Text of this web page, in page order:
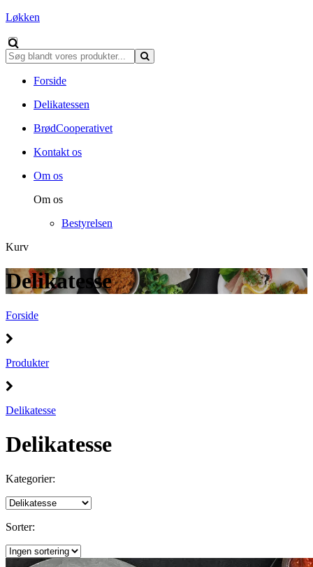
Løkken
Forside
Delikatessen
BrødCooperativet
Kontakt os
Om os
Om os
Bestyrelsen
Kurv
Delikatesse
Forside
Produkter
Delikatesse
Delikatesse
Kategorier:
Sorter: